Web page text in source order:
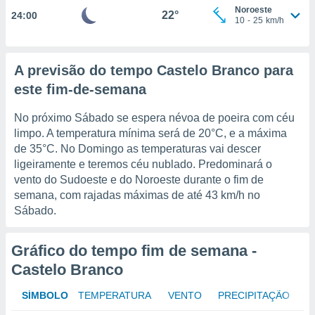
caso,
para
navegação
não
ou
Pode
de
ao
24:00 22°
Noroeste
10 - 25 km/h
A previsão do tempo Castelo Branco para
este fim-de-semana
No próximo Sábado se espera névoa de poeira com céu
limpo. A temperatura mínima será de 20°C, e a máxima
de 35°C. No Domingo as temperaturas vai descer
ligeiramente e teremos céu nublado. Predominará o
vento do Sudoeste e do Noroeste durante o fim de
semana, com rajadas máximas de até 43 km/h no
Sábado.
Gráfico do tempo fim de semana -
Castelo Branco
SÍMBOLO TEMPERATURA VENTO PRECIPITAÇÃO